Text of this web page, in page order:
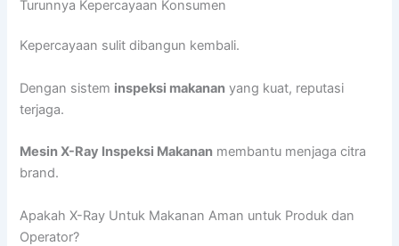
Turunnya Kepercayaan Konsumen
Kepercayaan sulit dibangun kembali.
Dengan sistem inspeksi makanan yang kuat, reputasi
terjaga.
Mesin X-Ray Inspeksi Makanan membantu menjaga citra
brand.
Apakah X-Ray Untuk Makanan Aman untuk Produk dan
Operator?